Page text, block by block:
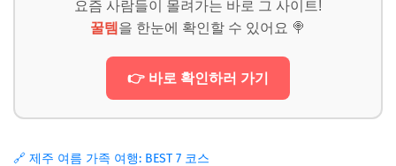
요즘 사람들이 몰려가는 바로 그 사이트!
꿀템 을 한눈에 확인할 수 있어요 🍭
👉 바로 확인하러 가기
🔗 제주 여름 가족 여행: BEST 7 코스